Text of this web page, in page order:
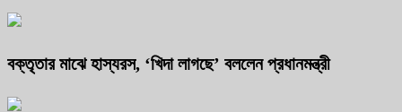
বক্তৃতার মাঝে হাস্যরস, ‘খিদা লাগছে’ বললেন প্রধানমন্ত্রী